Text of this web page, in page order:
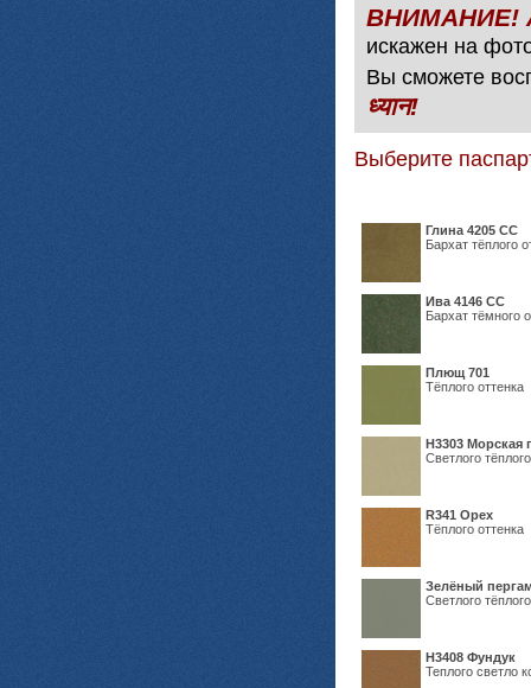
искажен на
Вы сможете
ध्यान!
Выберите
Глина 4205 СС
Бархат тёплого
Ива 4146 СС
Бархат тёмного
Плющ 701
Тёплого оттенка
H3303 Морская
Светлого
R341 Орех
Тёплого оттенка
Зелёный
Светлого
Н3408 Фундук
Теплого светло